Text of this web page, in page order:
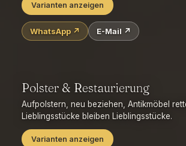
Varianten anzeigen
Gardinen & Vorhänge nach Maß (Nähatelier)
Insektenschutz
Markisen
WhatsApp ↗ E-Mail ↗
Polster & Restaurierung
Aufpolstern, neu beziehen, Antikmöbel
Lieblingsstücke bleiben Lieblingsstücke.
Varianten anzeigen